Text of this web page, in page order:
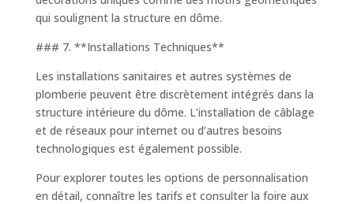
qui soulignent la structure en dôme.
### 7. **Installations Techniques**
Les installations sanitaires et autres systèmes de
plomberie peuvent être discrètement intégrés dans la
structure intérieure du dôme. L’installation de câblage
et de réseaux pour internet ou d’autres besoins
technologiques est également possible.
Pour explorer toutes les options de personnalisation
en détail, connaître les tarifs et consulter la foire aux